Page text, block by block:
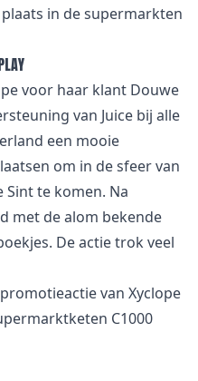
in de supermarkten
voor haar klant Douwe
van Juice bij alle
een mooie
om in de sfeer van
Sint te komen. Na
met de alom bekende
De actie trok veel
van Xyclope
C1000